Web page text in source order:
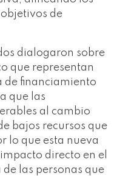
de
dialogaron sobre
que representan
de financiamiento
que las
al cambio
bajos recursos que
lo que esta nueva
directo en el
las personas que